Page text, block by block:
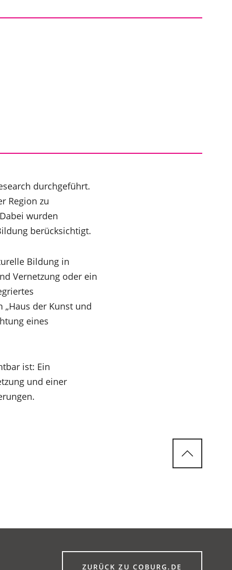
durchgeführt.
Region zu
wurden
berücksichtigt.
Bildung in
Vernetzung oder ein
der Kunst und
eines
ist: Ein
und einer
ZURÜCK ZU COBURG.DE
(ÖFFNET